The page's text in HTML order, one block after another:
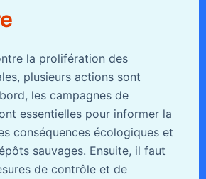
la prolifération des
plusieurs actions sont
les campagnes de
essentielles pour informer la
conséquences écologiques et
sauvages. Ensuite, il faut
de contrôle et de